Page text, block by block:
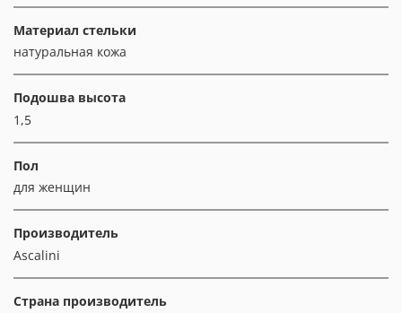
Материал стельки
натуральная кожа
Подошва высота
1,5
Пол
для женщин
Производитель
Ascalini
Страна производитель